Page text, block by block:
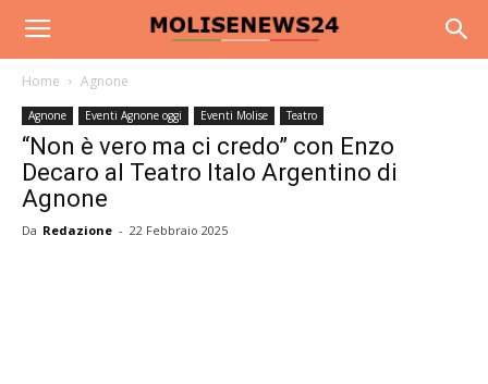
Home Agnone
Agnone Eventi Agnone oggi Eventi Molise Teatro
“Non è vero ma ci credo” con Enzo
Decaro al Teatro Italo Argentino di
Agnone
Da Redazione - 22 Febbraio 2025